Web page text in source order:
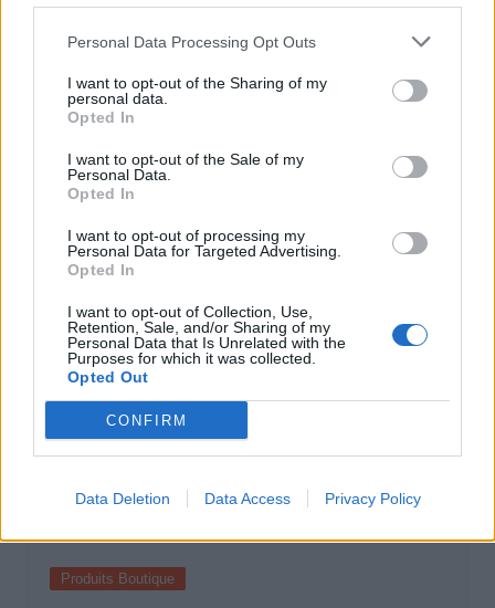
Personal Data Processing Opt Outs
I want to opt-out of the Sharing of my
personal data.
Opted In
I want to opt-out of the Sale of my
Personal Data.
Opted In
I want to opt-out of processing my
Personal Data for Targeted Advertising.
Opted In
I want to opt-out of Collection, Use,
Retention, Sale, and/or Sharing of my
Personal Data that Is Unrelated with the
Purposes for which it was collected.
Opted Out
CONFIRM
Data Deletion Data Access Privacy Policy
Produits Boutique
Audi RS3 à 304 km/h : un conducteur
défie la route grecque
Auto Pour Vous 20 janvier 2026
Produits Boutique